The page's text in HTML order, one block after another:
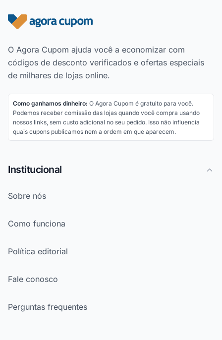
Rodapé do site
O Agora Cupom ajuda você a economizar com
códigos de desconto verificados e ofertas especiais
de milhares de lojas online.
Como ganhamos dinheiro: O Agora Cupom é gratuito para você.
Podemos receber comissão das lojas quando você compra usando
nossos links, sem custo adicional no seu pedido. Isso não influencia
quais cupons publicamos nem a ordem em que aparecem.
Institucional
Sobre nós
Como funciona
Política editorial
Fale conosco
Perguntas frequentes